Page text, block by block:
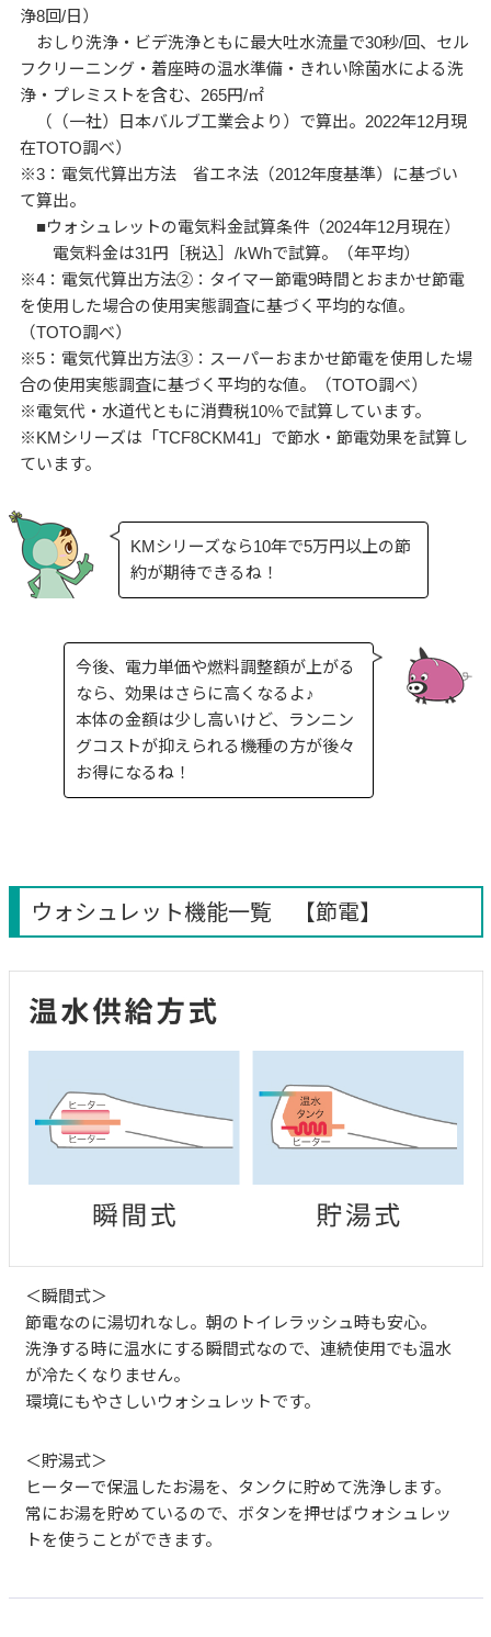
浄8回/日）
おしり洗浄・ビデ洗浄ともに最大吐水流量で30秒/回、セル
フクリーニング・着座時の温水準備・きれい除菌水による洗
浄・プレミストを含む、265円/㎡
（（一社）日本バルブ工業会より）で算出。2022年12月現
在TOTO調べ）
※3：電気代算出方法 省エネ法（2012年度基準）に基づい
て算出。
■ウォシュレットの電気料金試算条件（2024年12月現在）
電気料金は31円［税込］/kWhで試算。（年平均）
※4：電気代算出方法②：タイマー節電9時間とおまかせ節電
を使用した場合の使用実態調査に基づく平均的な値。
（TOTO調べ）
※5：電気代算出方法③：スーパーおまかせ節電を使用した場
合の使用実態調査に基づく平均的な値。（TOTO調べ）
※電気代・水道代ともに消費税10％で試算しています。
※KMシリーズは「TCF8CKM41」で節水・節電効果を試算し
ています。
KMシリーズなら10年で5万円以上の節
約が期待できるね！
今後、電力単価や燃料調整額が上がる
なら、効果はさらに高くなるよ♪
本体の金額は少し高いけど、ランニン
グコストが抑えられる機種の方が後々
お得になるね！
ウォシュレット機能一覧 【節電】
＜瞬間式＞
節電なのに湯切れなし。朝のトイレラッシュ時も安心。
洗浄する時に温水にする瞬間式なので、連続使用でも温水
が冷たくなりません。
環境にもやさしいウォシュレットです。
＜貯湯式＞
ヒーターで保温したお湯を、タンクに貯めて洗浄します。
常にお湯を貯めているので、ボタンを押せばウォシュレッ
トを使うことができます。